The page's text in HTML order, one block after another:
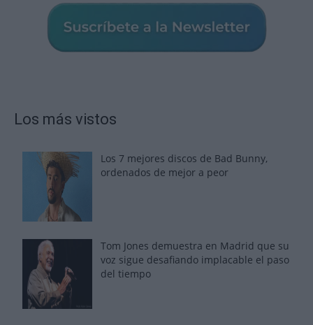
Los más vistos
Los 7 mejores discos de Bad Bunny,
ordenados de mejor a peor
Tom Jones demuestra en Madrid que su
voz sigue desafiando implacable el paso
del tiempo